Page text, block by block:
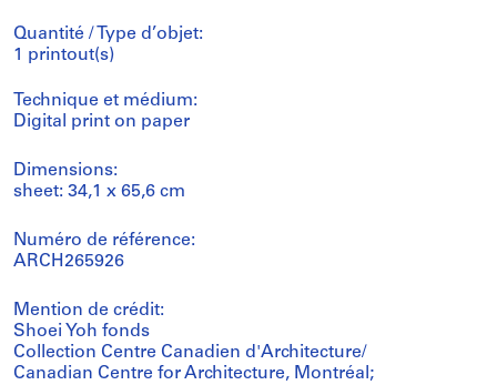
Quantité / Type d’objet:
1 printout(s)
Technique et médium:
Digital print on paper
Dimensions:
sheet: 34,1 x 65,6 cm
Numéro de référence:
ARCH265926
Mention de crédit:
Shoei Yoh fonds
Collection Centre Canadien d'Architecture/
Canadian Centre for Architecture, Montréal;